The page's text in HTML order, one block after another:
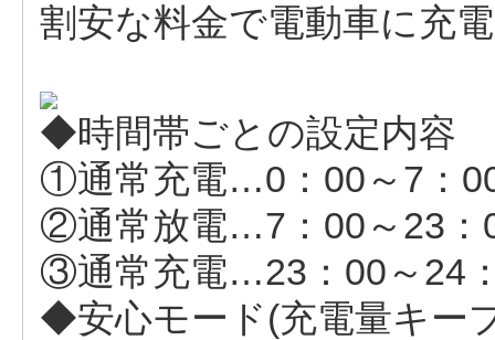
割安な料金で電動車に充
◆時間帯ごとの設定内容
①通常充電…0：00～7：
②通常放電…7：00～23：
③通常充電…23：00～24
◆安心モード(充電量キー